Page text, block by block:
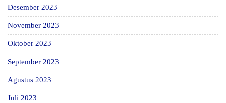
Desember 2023
November 2023
Oktober 2023
September 2023
Agustus 2023
Juli 2023